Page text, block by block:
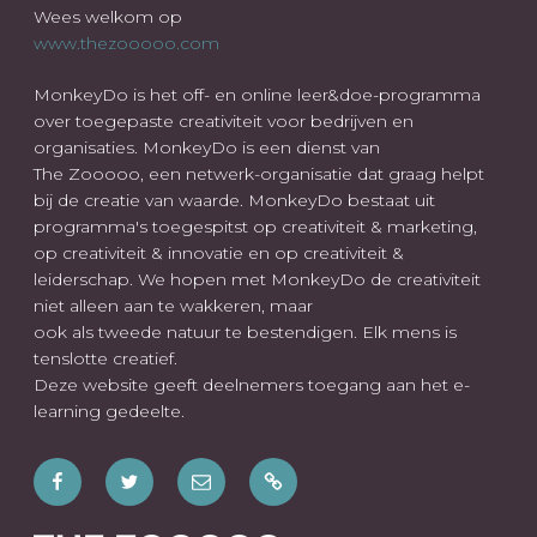
Wees welkom op
www.thezooooo.com
MonkeyDo is het off- en online leer&doe-programma
over toegepaste creativiteit voor bedrijven en
organisaties. MonkeyDo is een dienst van
The Zooooo, een netwerk-organisatie dat graag helpt
bij de creatie van waarde. MonkeyDo bestaat uit
programma's toegespitst op creativiteit & marketing,
op creativiteit & innovatie en op creativiteit &
leiderschap. We hopen met MonkeyDo de creativiteit
niet alleen aan te wakkeren, maar
ook als tweede natuur te bestendigen. Elk mens is
tenslotte creatief.
Deze website geeft deelnemers toegang aan het e-
learning gedeelte.
FacebookTwitter E-
mail
Wees
ook
welkom